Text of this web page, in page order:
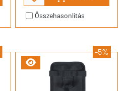
Összehasonlítás
-5%